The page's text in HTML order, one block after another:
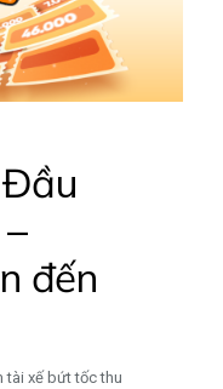
Đầu
đến
tài xế bứt tốc thu